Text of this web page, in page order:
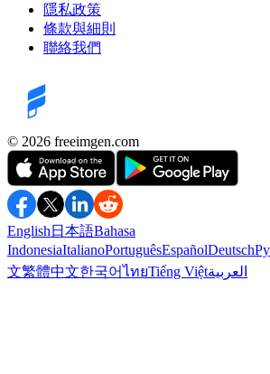
隱私政策
條款與細則
聯絡我們
©️ 2026 freeimgen.com
English日本語Bahasa
IndonesiaItalianoPortuguêsEspañolDeutsch
文繁體中文한국어ไทยTiếng Việtالعربية